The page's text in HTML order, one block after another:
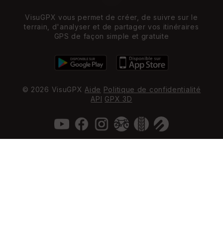
VisuGPX vous permet de créer, de suivre sur le
terrain, d'analyser et de partager vos itinéraires
GPS de façon simple et gratuite
© 2026 VisuGPX Aide Politique de confidentialité
API GPX 3D